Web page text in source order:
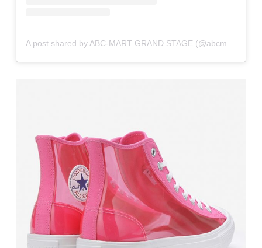
A post shared by ABC-MART GRAND STAGE (@abcmart_grandstage)